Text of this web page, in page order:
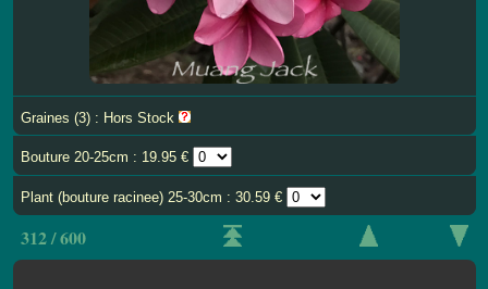
Graines (3) : Hors Stock
Bouture 20-25cm : 19.95 €
Plant (bouture racinee) 25-30cm : 30.59 €
312 / 600